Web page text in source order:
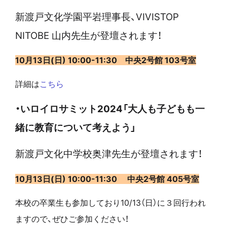
新渡戸文化学園平岩理事長、VIVISTOP
NITOBE 山内先生が登壇されます！
10月13日(日) 10:00-11:30 中央2号館 103号室
詳細はこちら
・いロイロサミット2024「大人も子どもも一
緒に教育について考えよう」
新渡戸文化中学校奥津先生が登壇されます！
10月13日(日) 10:00-11:30 中央2号館 405号室
本校の卒業生も参加しており10/13（日）に３回行われ
ますので、ぜひご参加ください！